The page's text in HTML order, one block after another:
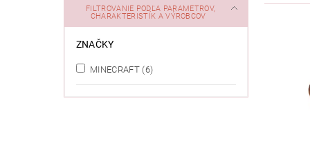
FILTROVANIE PODĽA PARAMETROV,
CHARAKTERISTÍK A VÝROBCOV
ZNAČKY
MINECRAFT (6)